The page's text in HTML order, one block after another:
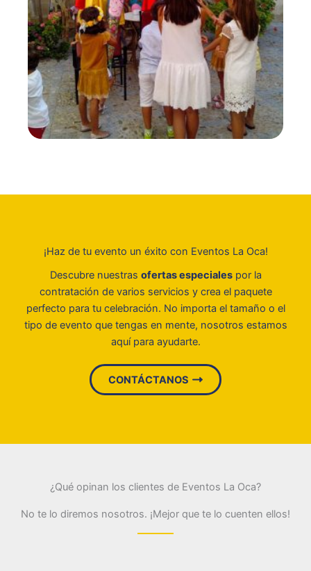
¡Haz de tu evento un éxito con Eventos La Oca!
Descubre nuestras ofertas especialespor la
contratación de varios servicios y crea el paquete
perfecto para tu celebración. No importa el tamaño o el
tipo de evento que tengas en mente, nosotros estamos
aquí para ayudarte.
CONTÁCTANOS
¿Qué opinan los clientes de Eventos La Oca?
No te lo diremos nosotros. ¡Mejor que te lo cuenten ellos!